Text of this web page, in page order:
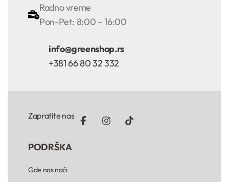
Radno vreme
Pon-Pet: 8:00 – 16:00
info@greenshop.rs
+381 66 80 32 332
Zapratite nas
PODRŠKA
Gde nas naći